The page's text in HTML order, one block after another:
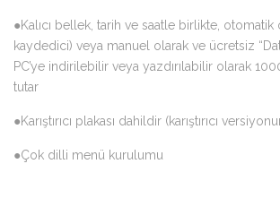
●Kalıcı bellek, tarih ve saatle birlikte, otomatik
kaydedici) veya manuel olarak ve ücretsiz
PC’ye indirilebilir veya yazdırılabilir olarak
tutar
●Karıştırıcı plakası dahildir (karıştırıcı
●Çok dilli menü kurulumu